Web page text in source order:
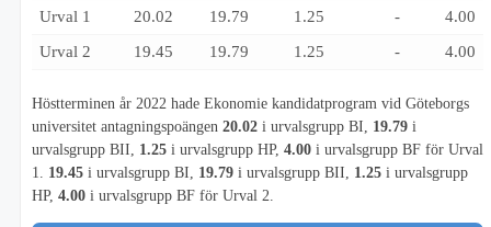
Urval 1
20.02 19.79 1.25 -
4.00
Urval 2
19.45 19.79 1.25 - 4.00
Höstterminen år 2022 hade Ekonomie kandidatprogram vid Göteborgs
universitet antagningspoängen 20.02 i urvalsgrupp BI, 19.79 i
urvalsgrupp BII, 1.25 i urvalsgrupp HP, 4.00 i urvalsgrupp BF för Urval
1. 19.45 i urvalsgrupp BI, 19.79 i urvalsgrupp BII, 1.25 i urvalsgrupp
HP, 4.00 i urvalsgrupp BF för Urval 2.